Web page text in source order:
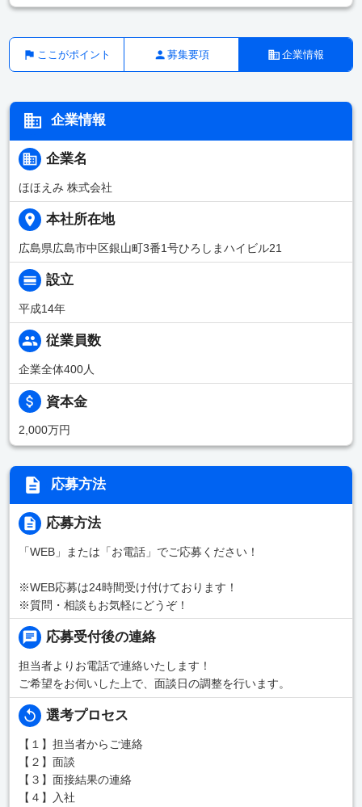
ここがポイント 募集要項 企業情報
企業情報
企業名
ほほえみ 株式会社
本社所在地
広島県広島市中区銀山町3番1号ひろしまハイビル21
設立
平成14年
従業員数
企業全体400人
資本金
2,000万円
応募方法
応募方法
「WEB」または「お電話」でご応募ください！
※WEB応募は24時間受け付けております！
※質問・相談もお気軽にどうぞ！
応募受付後の連絡
担当者よりお電話で連絡いたします！
ご希望をお伺いした上で、面談日の調整を行います。
選考プロセス
【１】担当者からご連絡
【２】面談
【３】面接結果の連絡
【４】入社